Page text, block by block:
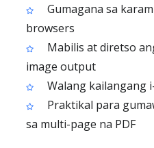
Gumagana sa
browsers
Mabilis at diretso
image output
Walang kailangang
Praktikal para
sa multi-page na PDF